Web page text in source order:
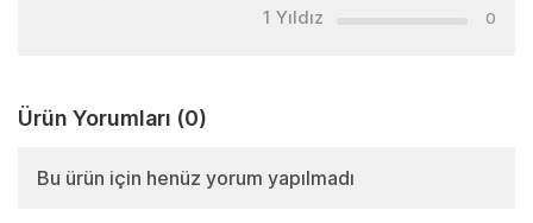
1 Yıldız 0
Ürün Yorumları (0)
Bu ürün için henüz yorum yapılmadı